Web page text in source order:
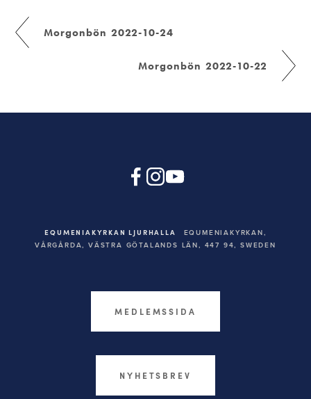
Morgonbön 2022-10-24
Morgonbön 2022-10-22
EQUMENIAKYRKAN LJURHALLA
EQUMENIAKYRKAN,
VÅRGÅRDA, VÄSTRA GÖTALANDS LÄN, 447 94, SWEDEN
MEDLEMSSIDA
NYHETSBREV